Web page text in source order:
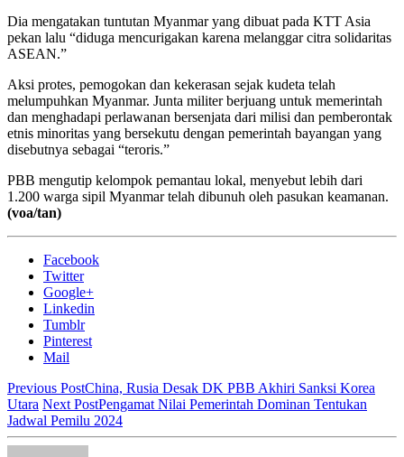
Dia mengatakan tuntutan Myanmar yang dibuat pada KTT Asia
pekan lalu “diduga mencurigakan karena melanggar citra solidaritas
ASEAN.”
Aksi protes, pemogokan dan kekerasan sejak kudeta telah
melumpuhkan Myanmar. Junta militer berjuang untuk memerintah
dan menghadapi perlawanan bersenjata dari milisi dan pemberontak
etnis minoritas yang bersekutu dengan pemerintah bayangan yang
disebutnya sebagai “teroris.”
PBB mengutip kelompok pemantau lokal, menyebut lebih dari
1.200 warga sipil Myanmar telah dibunuh oleh pasukan keamanan.
(voa/tan)
Facebook
Twitter
Google+
Linkedin
Tumblr
Pinterest
Mail
Previous PostChina, Rusia Desak DK PBB Akhiri Sanksi Korea
Utara Next PostPengamat Nilai Pemerintah Dominan Tentukan
Jadwal Pemilu 2024